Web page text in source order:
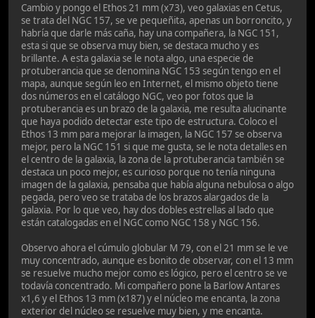
Cambio y pongo el Ethos 21 mm (x73), veo galaxias en Cetus,
se trata del NGC 157, se ve pequeñita, apenas un borroncito, y
habría que darle más caña, hay una compañera, la NGC 151,
esta si que se observa muy bien, se destaca mucho y es
brillante. A esta galaxia se le nota algo, una especie de
protuberancia que se denomina NGC 153 según tengo en el
mapa, aunque según leo en Internet, el mismo objeto tiene
dos números en el catálogo NGC, veo por fotos que la
protuberancia es un brazo de la galaxia, me resulta alucinante
que haya podido detectar este tipo de estructura. Coloco el
Ethos 13 mm para mejorar la imagen, la NGC 157 se observa
mejor, pero la NGC 151 si que me gusta, se le nota detalles en
el centro de la galaxia, la zona de la protuberancia también se
destaca un poco mejor, es curioso porque no tenía ninguna
imagen de la galaxia, pensaba que había alguna nebulosa o algo
pegada, pero veo se trataba de los brazos alargados de la
galaxia. Por lo que veo, hay dos dobles estrellas al lado que
están catalogadas en el NGC como NGC 158 y NGC 156.
Observo ahora el cúmulo globular M 79, con el 21 mm se le ve
muy concentrado, aunque es bonito de observar, con el 13 mm
se resuelve mucho mejor como es lógico, pero el centro se ve
todavía concentrado. Mi compañero pone la Barlow Antares
x1,6 y el Ethos 13 mm (x187) y el núcleo me encanta, la zona
exterior del núcleo se resuelve muy bien, y me encanta.